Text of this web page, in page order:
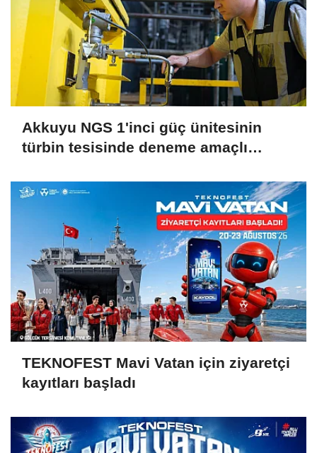
Akkuyu NGS 1'inci güç ünitesinin
türbin tesisinde deneme amaçlı
TEKNOFEST Mavi Vatan için ziyaretçi
kayıtları başladı